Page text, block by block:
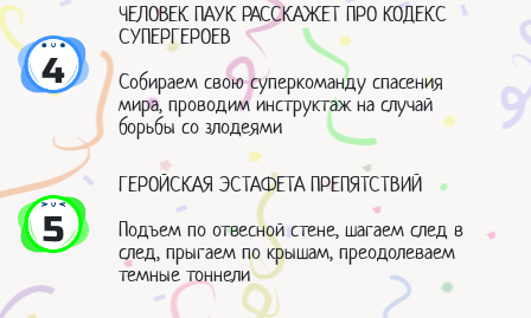
4
ЧЕЛОВЕК ПАУК РАССКАЖЕТ ПРО КОДЕКС
СУПЕРГЕРОЕВ
Собираем свою суперкоманду спасения
мира, проводим инструктаж на случай
борьбы со злодеями
5
ГЕРОЙСКАЯ ЭСТАФЕТА ПРЕПЯТСТВИЙ
Подъем по отвесной стене, шагаем след в
след, прыгаем по крышам, преодолеваем
темные тоннели